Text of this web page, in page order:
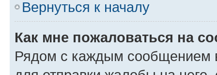
Вернуться к началу
Как мне пожаловаться на
Рядом с каждым сообщением